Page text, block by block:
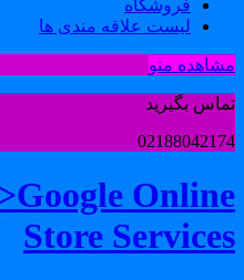
فروشگاه
لیست علاقه مندی ها
منو
بگیرید
Store